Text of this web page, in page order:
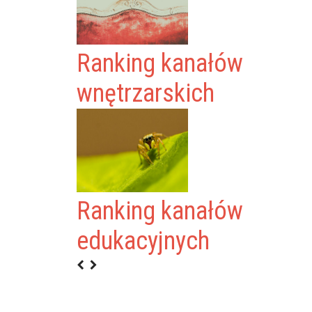
Ranking kanałów
wnętrzarskich
Ranking kanałów
edukacyjnych